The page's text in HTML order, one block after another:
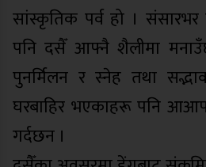
सांस्कृतिक पर्व हो ।
पनि दसैँ आफ्नै शैलीमा
पुनर्मिलन र स्नेह तथा
घरबाहिर भएकाहरू पनि
गर्दछन ।